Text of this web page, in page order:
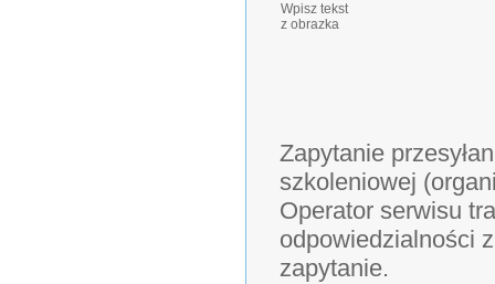
Wpisz tekst
z obrazka
Zapytanie
szkoleniowej
Operator serwisu
odpowiedzialności
zapytanie.